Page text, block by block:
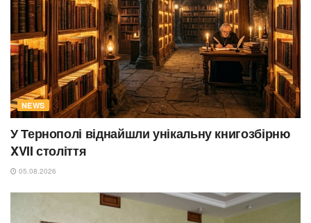
NEWS
У Тернополі віднайшли унікальну книгозбірню
XVII століття
05.08.2026